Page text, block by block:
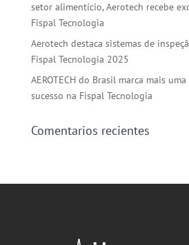
setor alimentício, Aerotech recebe
Fispal Tecnologia
Aerotech destaca sistemas de
Fispal Tecnologia 2025
AEROTECH do Brasil marca mais
sucesso na Fispal Tecnologia
Comentarios recientes